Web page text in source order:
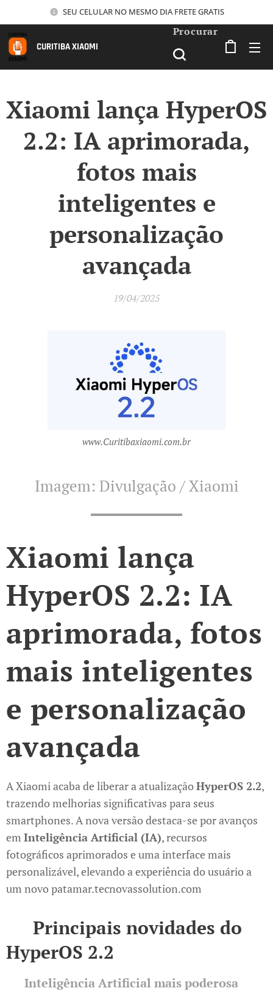
SEU CELULAR NO MESMO DIA FRETE GRATIS
CURITIBA XIAOMI
Procurar
Xiaomi lança HyperOS
2.2: IA aprimorada,
fotos mais
inteligentes e
personalização
avançada
19/04/2025
www.Curitibaxiaomi.com.br
Imagem: Divulgação / Xiaomi
Xiaomi lança
HyperOS 2.2: IA
aprimorada, fotos
mais inteligentes
e personalização
avançada
A Xiaomi acaba de liberar a atualizaçãoHyperOS 2.2,
trazendo melhorias significativas para seus
smartphones. A nova versão destaca-se por avanços
em Inteligência Artificial (IA), recursos
fotográficos aprimorados e uma interface mais
personalizável, elevando a experiência do usuário a
um novo patamar.​tecnovassolution.com
Principais novidades do
HyperOS 2.2
Inteligência Artificial mais poderosa